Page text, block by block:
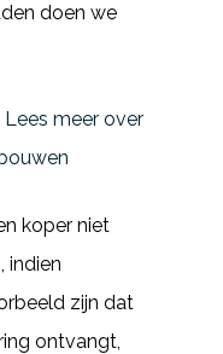
doen we
meer over
koper niet
indien
zijn dat
ontvangt,